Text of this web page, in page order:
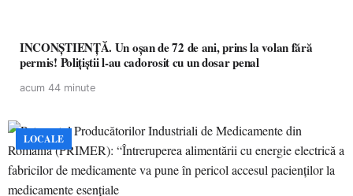
INCONȘTIENȚĂ. Un oșan de 72 de ani, prins la volan fără
permis! Polițiștii l-au cadorosit cu un dosar penal
acum 44 minute
LOCALE